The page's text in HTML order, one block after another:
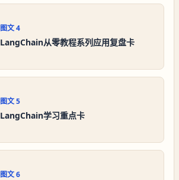
图文4
LangChain从零教程系列应用复盘卡
图文5
LangChain学习重点卡
图文6